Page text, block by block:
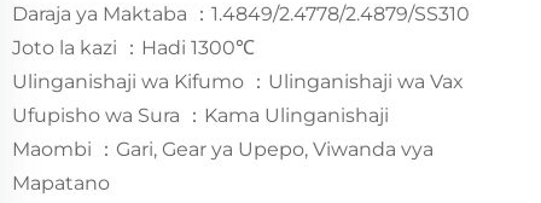
Daraja ya Maktaba
： 1.4849/2.4778/2.4879/SS310
Joto la kazi
： Hadi 1300℃
Ulinganishaji wa Kifumo
： Ulinganishaji wa Vax
Ufupisho wa Sura
： Kama Ulinganishaji
Maombi
： Gari, Gear ya Upepo, Viwanda vya
Mapatano